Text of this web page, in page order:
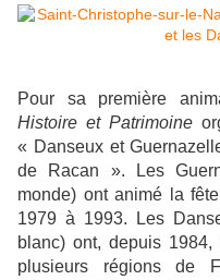
Pour sa première
Histoire et Patrimoine
« Danseux et
de Racan ». Les
monde) ont animé la
1979 à 1993. Les
blanc) ont, depuis
plusieurs régions de